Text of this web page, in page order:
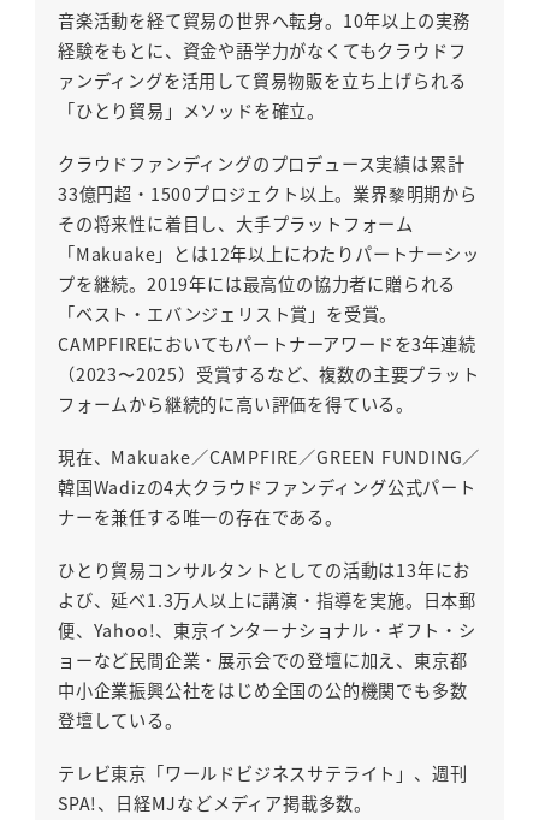
音楽活動を経て貿易の世界へ転身。10年以上の実務
経験をもとに、資金や語学力がなくてもクラウドフ
ァンディングを活用して貿易物販を立ち上げられる
「ひとり貿易」メソッドを確立。
クラウドファンディングのプロデュース実績は累計
33億円超・1500プロジェクト以上。業界黎明期から
その将来性に着目し、大手プラットフォーム
「Makuake」とは12年以上にわたりパートナーシッ
プを継続。2019年には最高位の協力者に贈られる
「ベスト・エバンジェリスト賞」を受賞。
CAMPFIREにおいてもパートナーアワードを3年連続
（2023〜2025）受賞するなど、複数の主要プラット
フォームから継続的に高い評価を得ている。
現在、Makuake／CAMPFIRE／GREEN FUNDING／
韓国Wadizの4大クラウドファンディング公式パート
ナーを兼任する唯一の存在である。
ひとり貿易コンサルタントとしての活動は13年にお
よび、延べ1.3万人以上に講演・指導を実施。日本郵
便、Yahoo!、東京インターナショナル・ギフト・シ
ョーなど民間企業・展示会での登壇に加え、東京都
中小企業振興公社をはじめ全国の公的機関でも多数
登壇している。
テレビ東京「ワールドビジネスサテライト」、週刊
SPA!、日経MJなどメディア掲載多数。